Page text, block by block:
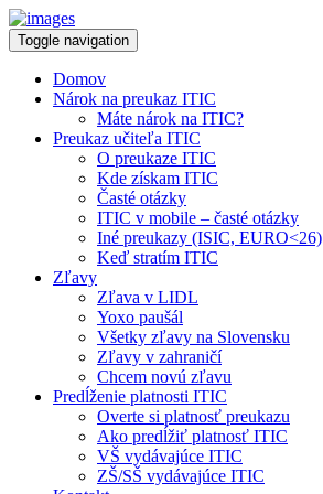
Toggle navigation
Domov
Nárok na preukaz ITIC
Máte nárok na ITIC?
Preukaz učiteľa ITIC
O preukaze ITIC
Kde získam ITIC
Časté otázky
ITIC v mobile – časté otázky
Iné preukazy (ISIC, EURO<26)
Keď stratím ITIC
Zľavy
Zľava v LIDL
Yoxo paušál
Všetky zľavy na Slovensku
Zľavy v zahraničí
Chcem novú zľavu
Predĺženie platnosti ITIC
Overte si platnosť preukazu
Ako predĺžiť platnosť ITIC
VŠ vydávajúce ITIC
ZŠ/SŠ vydávajúce ITIC